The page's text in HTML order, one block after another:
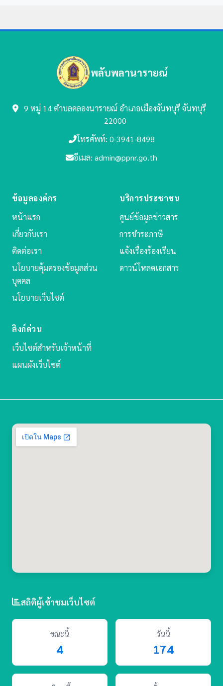
พลับพลานารายณ์
9 หมู่ 14 ตำบลคลองนารายณ์ อำเภอเมืองจันทบุรี จันทบุรี
22000
โทรศัพท์: 0-3941-8498
อีเมล: admin@ppnr.go.th
ข้อมูลองค์กร
หน้าแรก
เกี่ยวกับเรา
ติดต่อเรา
นโยบายคุ้มครองข้อมูลส่วน
บุคคล
นโยบายเว็บไซต์
บริการประชาชน
ศูนย์ข้อมูลข่าวสาร
การชำระภาษี
แจ้งเรื่องร้องเรียน
ดาวน์โหลดเอกสาร
ลิงก์ด่วน
เว็บไซต์สำหรับเจ้าหน้าที่
แผนผังเว็บไซต์
สถิติผู้เข้าชมเว็บไซต์
ขณะนี้
4
วันนี้
174